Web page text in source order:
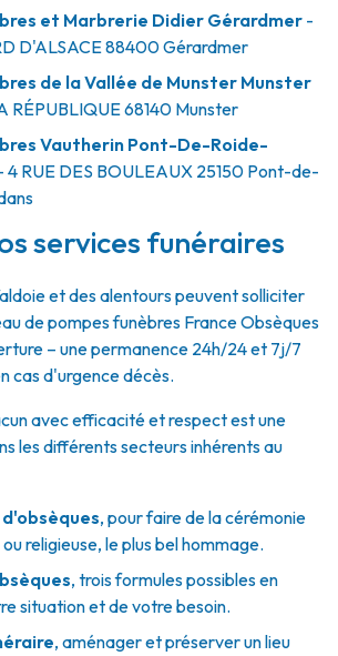
et Marbrerie Didier Gérardmer -
D'ALSACE88400Gérardmer
de la Vallée de Munster Munster
RÉPUBLIQUE68140 Munster
Vautherin Pont-De-Roide-
4 RUE DES BOULEAUX 25150 Pont-de-
services funéraires
et des alentours peuvent solliciter
de pompes funèbres France Obsèques
– une permanence 24h/24 et 7j/7
cas d'urgence décès.
avec efficacité et respect est une
les différents secteurs inhérents au
, pour faire de la cérémonie
religieuse, le plus bel hommage.
, trois formules possibles en
situation et de votre besoin.
, aménager et préserver un lieu